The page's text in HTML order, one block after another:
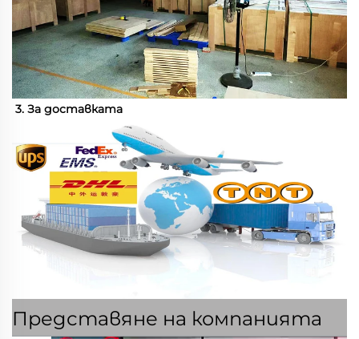
3. За доставката
Представяне на компанията